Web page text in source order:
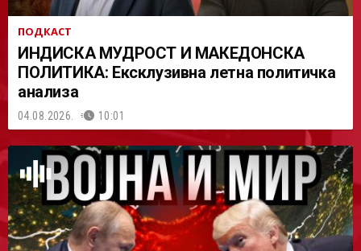
ПОДКАСТ
ИНДИСКА МУДРОСТ И МАКЕДОНСКА
ПОЛИТИКА: Ексклузивна летна политичка
анализа
04.08.2026. 10:01